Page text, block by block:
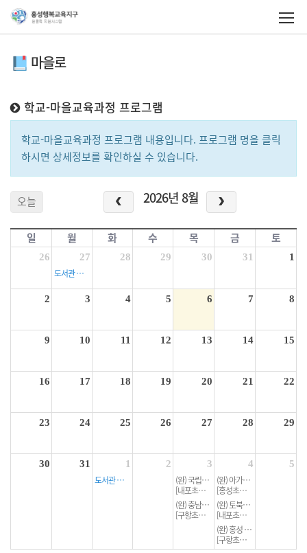
마을로
학교-마을교육과정 프로그램
학교-마을교육과정 프로그램 내용입니다. 프로그램 명을 클릭
하시면 상세정보를 확인하실 수 있습니다.
오늘 2026년 8월
일 월 화 수 목 금 토
26 27 28 29 30 31 1
도서관 활용 교육 '위기에 빠진 도서관을 구해라!'
2 3 4 5 6 7 8
9 10 11 12 13 14 15
16 17 18 19 20 21 22
23 24 25 26 27 28 29
30 31 1 2 3 4 5
도서관 활용 교육 '위기에 빠진 도서관을 구해라!'
(완) 국립충남기상과학관 전시관 견학 및 체험 프로그램
[내포초등학교_1] 2학년 3반
(완) 아가새농장 내가 농장주라면?
[홍성초등학교] 6학년 1반
(완) 충남보훈관 탐방 충남보훈관 탐방
[구항초등학교] 6학년 1반
(완) 토북팜 토끼와 거북이
[내포초등학교] 2학년 6반
(완) 홍성 성문화센터 체험관 성교육
[구항초등학교] 1학년 1반